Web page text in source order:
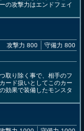
の攻撃力はエンドフェイ
攻撃力 800 守備力 800
取り除く事で、相手のフ
ード扱いとしてこのカー
効果で装備したモンスタ